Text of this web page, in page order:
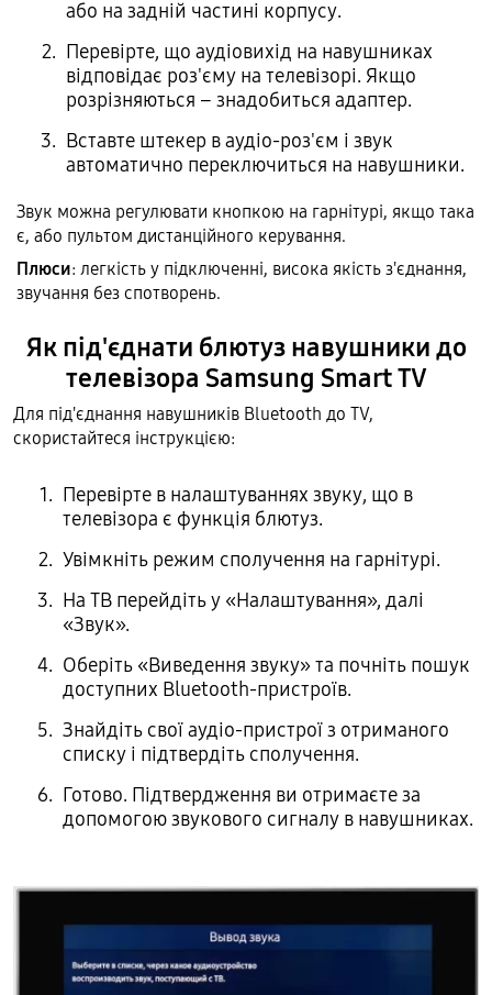
або на задній частині корпусу.
Перевірте, що аудіовихід на навушниках
відповідає роз'єму на телевізорі. Якщо
розрізняються – знадобиться адаптер.
Вставте штекер в аудіо-роз'єм і звук
автоматично переключиться на навушники.
Звук можна регулювати кнопкою на гарнітурі, якщо така
є, або пультом дистанційного керування.
Плюси: легкість у підключенні, висока якість з'єднання,
звучання без спотворень.
Як під'єднати блютуз навушники до
телевізора Samsung Smart TV
Для під'єднання навушників Bluetooth до TV,
скористайтеся інструкцією:
Перевірте в налаштуваннях звуку, що в
телевізора є функція блютуз.
Увімкніть режим сполучення на гарнітурі.
На ТВ перейдіть у «Налаштування», далі
«Звук».
Оберіть «Виведення звуку» та почніть пошук
доступних Bluetooth-пристроїв.
Знайдіть свої аудіо-пристрої з отриманого
списку і підтвердіть сполучення.
Готово. Підтвердження ви отримаєте за
допомогою звукового сигналу в навушниках.